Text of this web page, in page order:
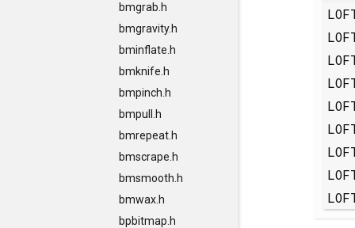
bmgrab.h
bmgravity.h
bminflate.h
bmknife.h
bmpinch.h
bmpull.h
bmrepeat.h
bmscrape.h
bmsmooth.h
bmwax.h
bpbitmap.h